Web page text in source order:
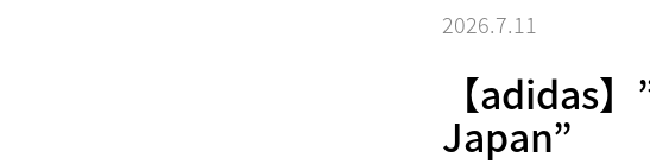
2026.7.11
【adidas
Japan”